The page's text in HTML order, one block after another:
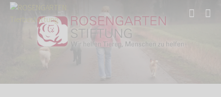
Über uns
Aktuelles
Imagefilm - Wir helfen Tieren, Menschen zu he…